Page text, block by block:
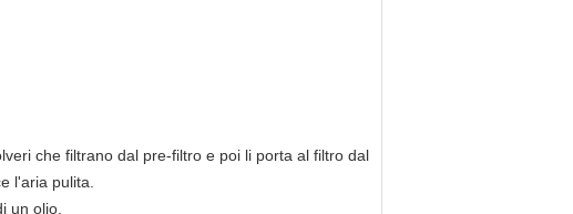
che filtrano dal pre-filtro e poi li porta al filtro dal
l'aria pulita.
un olio.